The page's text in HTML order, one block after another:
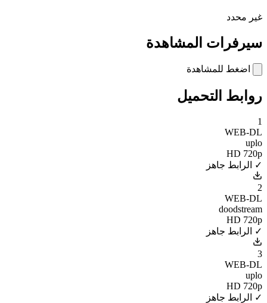
غير محدد
سيرفرات المشاهدة
اضغط للمشاهدة
روابط التحميل
1
WEB-DL
uplo
HD 720p
✓ الرابط جاهز
2
WEB-DL
doodstream
HD 720p
✓ الرابط جاهز
3
WEB-DL
uplo
HD 720p
✓ الرابط جاهز